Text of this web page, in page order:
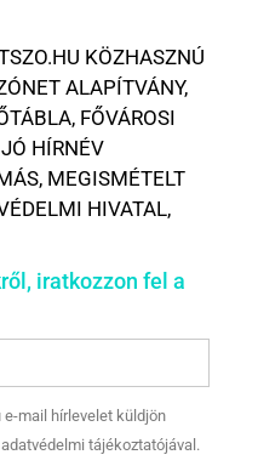
KÖZHASZNÚ
ALAPÍTVÁNY,
, FŐVÁROSI
JÓ HÍRNÉV
, MEGISMÉTELT
HIVATAL,
iratkozzon fel a
e-mail hírlevelet küldjön
tájékoztatójával.